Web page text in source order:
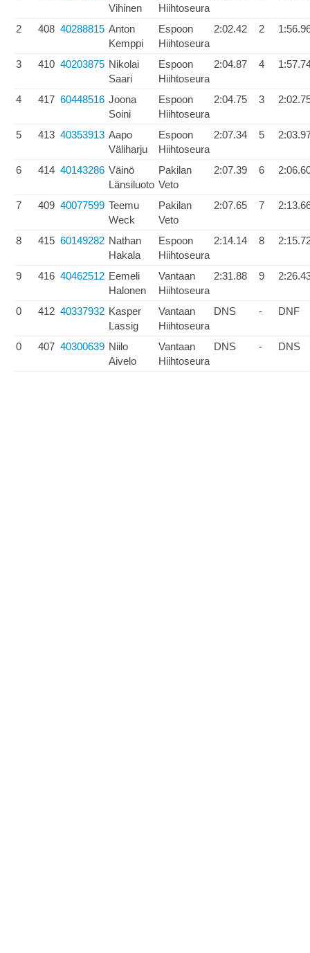
Vihinen
Hiihtoseura
2 408 40288815 Anton
Kemppi
Espoon
Hiihtoseura
2:02.42 2
3 410 40203875 Nikolai
Saari
Espoon
Hiihtoseura
2:04.87 4
4 417 60448516 Joona
Soini
Espoon
Hiihtoseura
2:04.75 3
5 413 40353913 Aapo
Väliharju
Espoon
Hiihtoseura
2:07.34 5
6 414 40143286 Väinö
Länsiluoto
Pakilan
Veto
2:07.39 6
7 409 40077599 Teemu
Weck
Pakilan
Veto
2:07.65 7
8 415 60149282 Nathan
Hakala
Espoon
Hiihtoseura
2:14.14 8
9 416 40462512 Eemeli
Halonen
Vantaan
Hiihtoseura
2:31.88 9
0 412 40337932 Kasper
Lassig
Vantaan
Hiihtoseura
DNS - DNF
0 407 40300639 Niilo
Aivelo
Vantaan
Hiihtoseura
DNS - DNS